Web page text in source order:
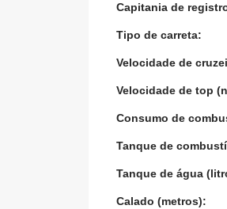
Capitania de
Tipo de carreta:
Velocidade de
Velocidade de top
Consumo de
Tanque de
Tanque de água
Calado (metros):